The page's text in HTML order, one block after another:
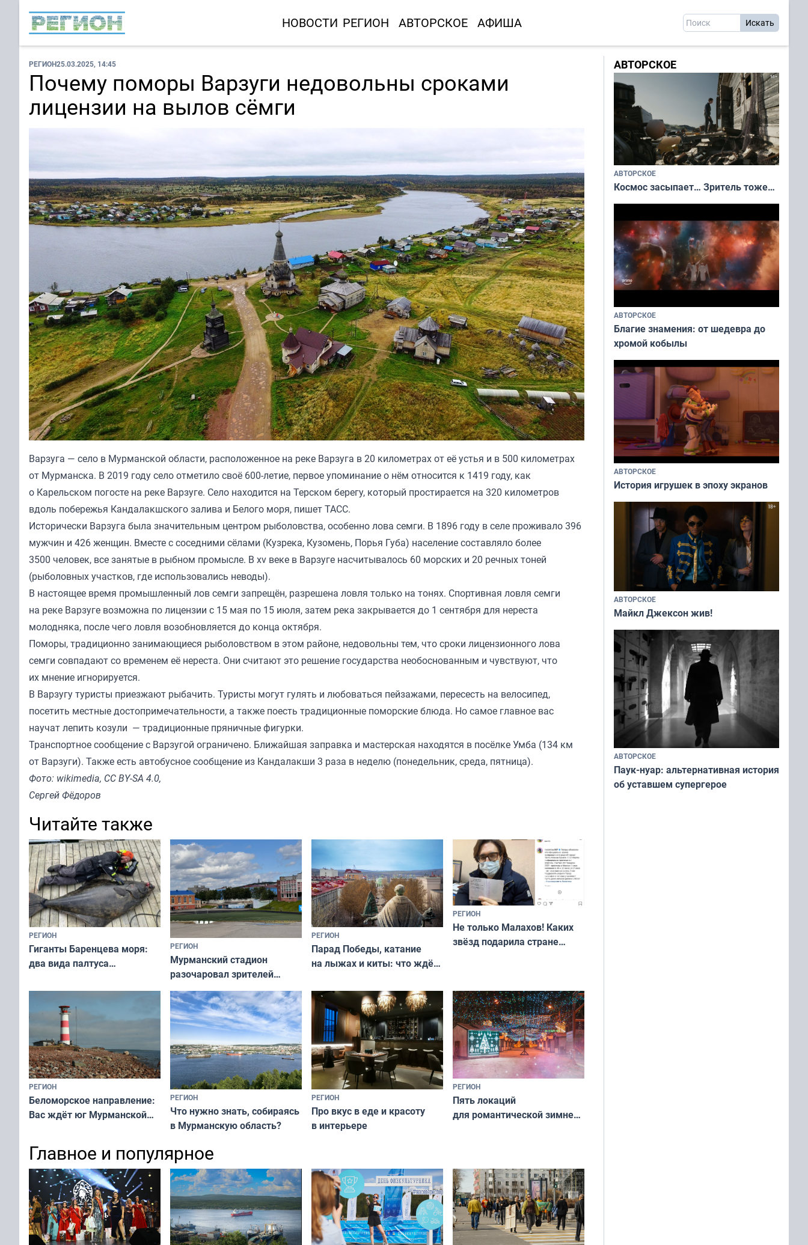
НОВОСТИ РЕГИОН АВТОРСКОЕ АФИША
РЕГИОН25.03.2025, 14:45
Почему поморы Варзуги недовольны сроками
лицензии на вылов сёмги
Варзуга — село в Мурманской области, расположенное на реке Варзуга в 20 километрах от её устья и в 500 километрах
от Мурманска. В 2019 году село отметило своё 600-летие, первое упоминание о нём относится к 1419 году, как
о Карельском погосте на реке Варзуге. Село находится на Терском берегу, который простирается на 320 километров
вдоль побережья Кандалакшского залива и Белого моря, пишетТАСС.
Исторически Варзуга была значительным центром рыболовства, особенно лова семги. В 1896 году в селе проживало 396
мужчин и 426 женщин. Вместе с соседними сёлами (Кузрека, Кузомень, Порья Губа) население составляло более
3500 человек, все занятые в рыбном промысле. В xv веке в Варзуге насчитывалось 60 морских и 20 речных тоней
(рыболовных участков, где использовались неводы).
В настоящее время промышленный лов семги запрещён, разрешена ловля только на тонях. Спортивная ловля семги
на реке Варзуге возможна по лицензии с 15 мая по 15 июля, затем река закрывается до 1 сентября для нереста
молодняка, после чего ловля возобновляется до конца октября.
Поморы, традиционно занимающиеся рыболовством в этом районе, недовольны тем, что сроки лицензионного лова
семги совпадают со временем её нереста. Они считают это решение государства необоснованным и чувствуют, что
их мнение игнорируется.
В Варзугу туристы приезжают рыбачить. Туристы могут гулять и любоваться пейзажами, пересесть на велосипед,
посетить местные достопримечательности, а также поесть традиционные поморские блюда. Но самое главное вас
научат лепить козули — традиционные пряничные фигурки.
Транспортное сообщение с Варзугой ограничено. Ближайшая заправка и мастерская находятся в посёлке Умба (134 км
от Варзуги). Также есть автобусное сообщение из Кандалакши 3 раза в неделю (понедельник, среда, пятница).
Фото: wikimedia, CC BY-SA 4.0,
Сергей Фёдоров
Читайте также
РЕГИОН
Гиганты Баренцева моря:
два вида палтуса
РЕГИОН
Мурманский стадион
разочаровал зрителей
матчей регионального
чемпионата
РЕГИОН
Парад Победы, катание
на лыжах и киты: что ждёт
на майские праздники
РЕГИОН
Не только Малахов! Каких
звёзд подарила стране
РЕГИОН
Беломорское направление:
Вас ждёт юг Мурманской
РЕГИОН
Что нужно знать, собираясь
в Мурманскую область?
РЕГИОН
Про вкус в еде и красоту
в интерьере
РЕГИОН
Пять локаций
для романтической зимней
Главное и популярное
АВТОРСКОЕ
АВТОРСКОЕ
Космос засыпает… Зритель тоже…
АВТОРСКОЕ
Благие знамения: от шедевра до
хромой кобылы
АВТОРСКОЕ
История игрушек в эпоху экранов
АВТОРСКОЕ
Майкл Джексон жив!
АВТОРСКОЕ
Паук-нуар: альтернативная история
об уставшем супергерое